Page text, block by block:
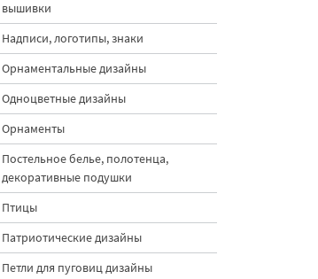
вышивки
Надписи, логотипы, знаки
Орнаментальные дизайны
Одноцветные дизайны
Орнаменты
Постельное белье, полотенца,
декоративные подушки
Птицы
Патриотические дизайны
Петли для пуговиц дизайны